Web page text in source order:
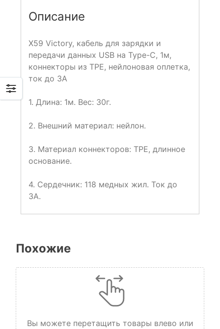
Описание
X59 Victory, кабель для зарядки и
передачи данных USB на Type-C, 1м,
коннекторы из TPE, нейлоновая оплетка,
ток до 3A
1. Длина: 1м. Вес: 30г.
2. Внешний материал: нейлон.
3. Материал коннекторов: TPE, длинное
основание.
4. Сердечник: 118 медных жил. Ток до
3A.
Похожие
Вы можете перетащить товары влево или